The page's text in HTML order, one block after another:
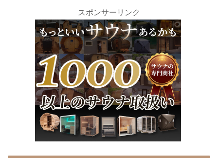
スポンサーリンク